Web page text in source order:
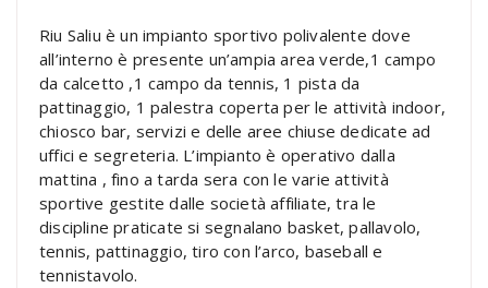
Riu Saliu è un impianto sportivo polivalente dove
all’interno è presente un’ampia area verde,1 campo
da calcetto ,1 campo da tennis, 1 pista da
pattinaggio, 1 palestra coperta per le attività indoor,
chiosco bar, servizi e delle aree chiuse dedicate ad
uffici e segreteria. L’impianto è operativo dalla
mattina , fino a tarda sera con le varie attività
sportive gestite dalle società affiliate, tra le
discipline praticate si segnalano basket, pallavolo,
tennis, pattinaggio, tiro con l’arco, baseball e
tennistavolo.